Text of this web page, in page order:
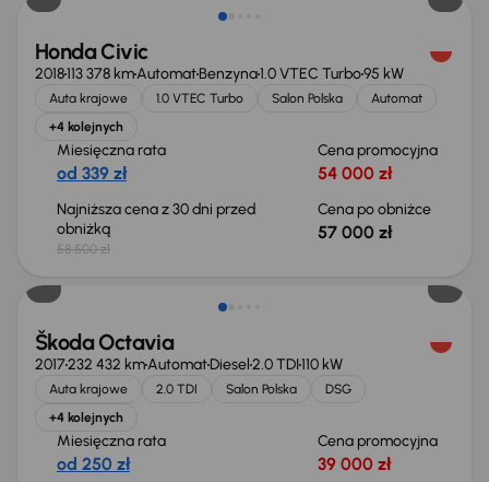
Honda Civic
2018113 378 kmAutomatBenzyna1.0 VTEC Turbo95 kW
Auta krajowe 1.0 VTEC Turbo Salon Polska
Automat
+4 kolejnych
Miesięczna rata
od 339 zł
Cena promocyjna
54 000 zł
Najniższa cena z 30 dni przed
obniżką
58 500 zł
Cena po obniżce
57 000 zł
Taniej o 2 500 zł
Škoda Octavia
2017232 432 kmAutomatDiesel2.0 TDI110 kW
Auta krajowe 2.0 TDI Salon Polska
DSG
+4 kolejnych
Miesięczna rata
od 250 zł
Cena promocyjna
39 000 zł